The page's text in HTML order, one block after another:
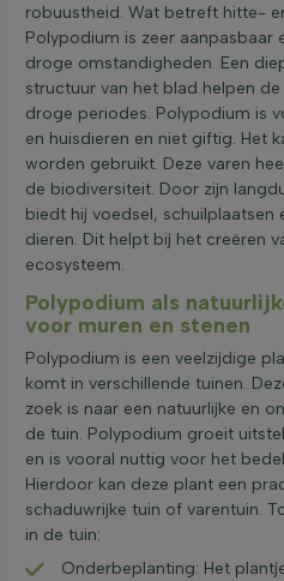
robuustheid. Wat betreft hitte-
Polypodium is zeer aanpasbaar
droge omstandigheden. Een
structuur van het blad helpen
droge periodes. Polypodium is
en huisdieren en niet giftig. Het
worden gebruikt. Deze varen
de biodiversiteit. Door zijn
biedt hij voedsel, schuilplaatsen
dieren. Dit helpt bij het creëren
ecosysteem.
Polypodium als
voor muren en stenen
Polypodium is een veelzijdige
komt in verschillende tuinen.
zoek is naar een natuurlijke en
de tuin. Polypodium groeit
en is vooral nuttig voor het
Hierdoor kan deze plant een
schaduwrijke tuin of varentuin.
in de tuin:
Onderbeplanting: Het